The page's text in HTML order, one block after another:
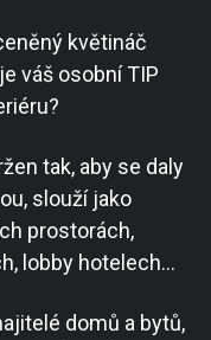
květináč
váš osobní TIP
tak, aby se daly
slouží jako
prostorách,
lobby hotelech…
domů a bytů,